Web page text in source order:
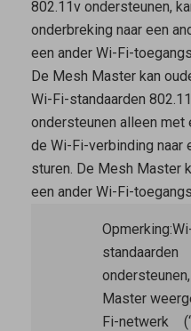
802.11v ondersteunen,
onderbreking naar een
een ander Wi-Fi-
De Mesh Masterkan
Wi-Fi-standaarden
ondersteunen alleen met
de Wi-Fi-verbinding naar
sturen. De Mesh Master
een ander Wi-Fi-
Opmerking:
Master
Fi-netwerk